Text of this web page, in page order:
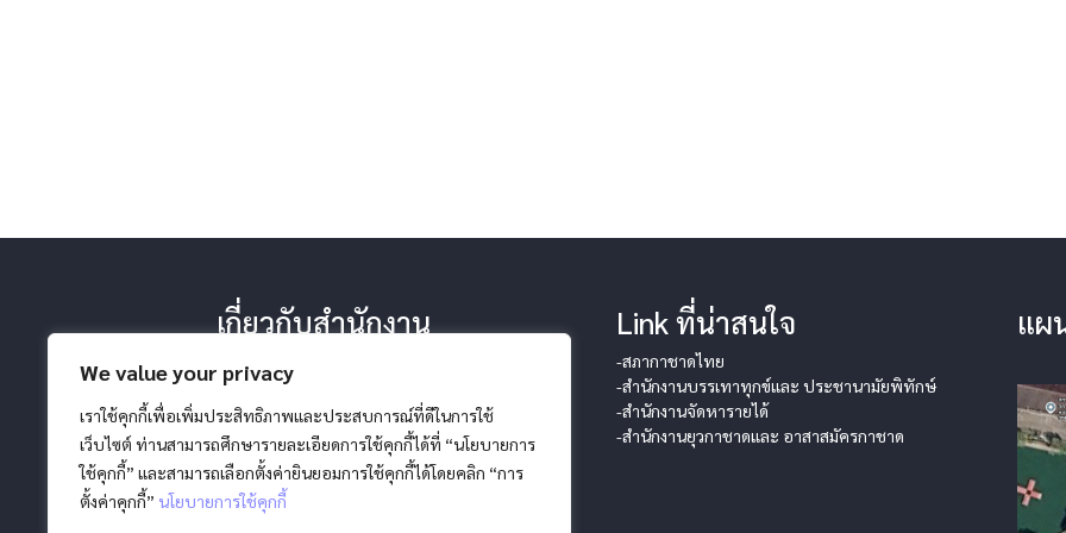
We value your privacy
เราใช้คุกกี้เพื่อเพิ่มประสิทธิภาพและประสบการณ์ที่ดีในการใช้
เว็บไซต์ ท่านสามารถศึกษารายละเอียดการใช้คุกกี้ได้ที่ “นโยบายการ
ใช้คุกกี้” และสามารถเลือกตั้งค่ายินยอมการใช้คุกกี้ได้โดยคลิก “การ
ตั้งค่าคุกกี้” นโยบายการใช้คุกกี้
เกี่ยวกับสำนักงาน
-โครงสร้างสำนักงาน
-วิสัยทัศน์ พันธกิจ
Link ที่น่าสนใจ
-สภากาชาดไทย
-สำนักงานบรรเทาทุกข์และ ประชานามัยพิทักษ์
-สำนักงานจัดหารายได้
-สำนักงานยุวกาชาดและ อาสาสมัครกาชาด
แผ